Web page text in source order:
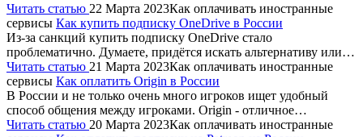
Читать статью 22 Марта 2023Как оплачивать иностранные
сервисы Как купить подписку OneDrive в России
Из-за санкций купить подписку OneDrive стало
проблематично. Думаете, придётся искать альтернативу или…
Читать статью 21 Марта 2023Как оплачивать иностранные
сервисы Как оплатить Origin в России
В России и не только очень много игроков ищет удобный
способ общения между игроками. Origin - отличное…
Читать статью 20 Марта 2023Как оплачивать иностранные